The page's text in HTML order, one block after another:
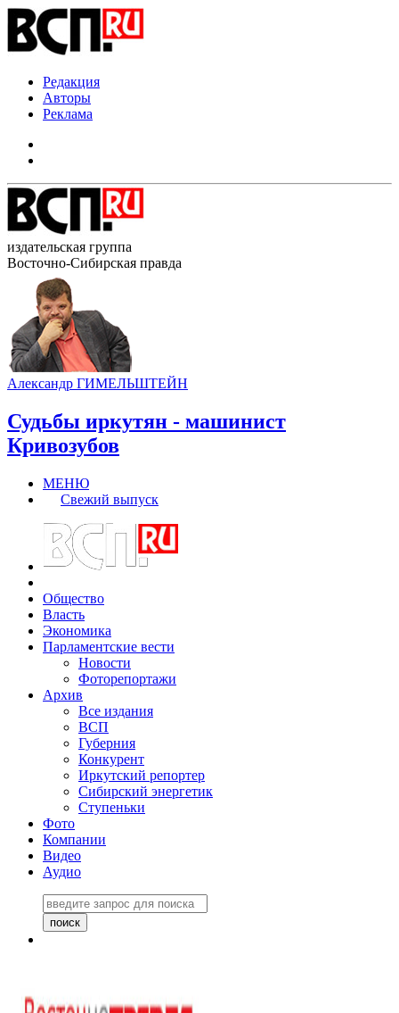
Редакция
Авторы
Реклама
издательская группа
Восточно-Сибирская правда
Александр ГИМЕЛЬШТЕЙН
Судьбы иркутян - машинист
Кривозубов
МЕНЮ
Свежий выпуск
Общество
Власть
Экономика
Парламентские вести
Новости
Фоторепортажи
Архив
Все издания
ВСП
Губерния
Конкурент
Иркутский репортер
Сибирский энергетик
Ступеньки
Фото
Компании
Видео
Аудио